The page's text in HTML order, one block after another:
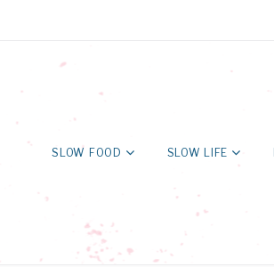
SLOW FOOD SLOW LIFE